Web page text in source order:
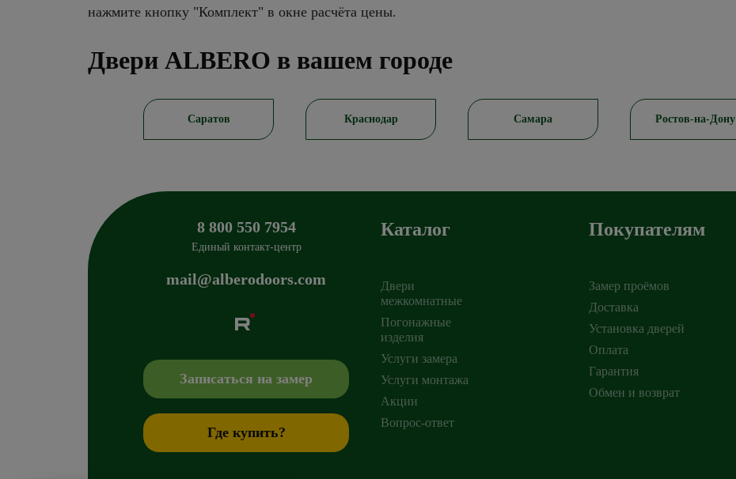
нажмите кнопку "Комплект" в окне расчёта цены.
Двери ALBERO в вашем городе
Саратов Краснодар Самара Ростов-на-Дону
8 800 550 7954
Единый контакт-центр
mail@alberodoors.com
+7 800 765 43 42,mail@alberodoors.com
Записаться на замер
Где купить?
Каталог
Двери
межкомнатные
Погонажные
изделия
Услуги замера
Услуги монтажа
Акции
Вопрос-ответ
Покупателям
Замер проёмов
Доставка
Установка дверей
Оплата
Гарантия
Обмен и возврат